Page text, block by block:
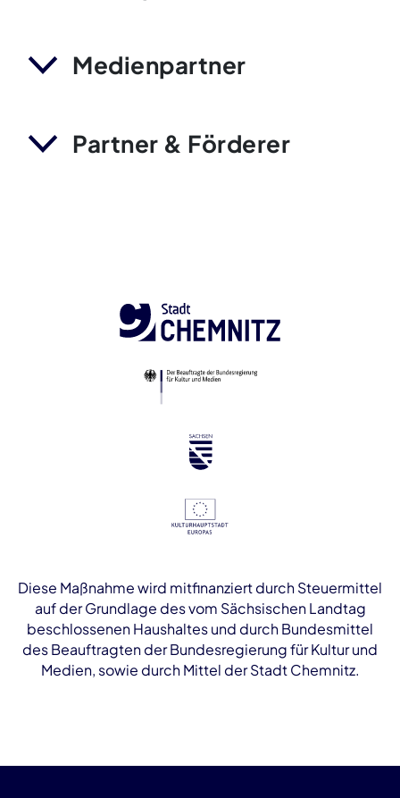
Medienpartner
Partner & Förderer
Diese Maßnahme wird mitfinanziert durch Steuermittel
auf der Grundlage des vom Sächsischen Landtag
beschlossenen Haushaltes und durch Bundesmittel
des Beauftragten der Bundesregierung für Kultur und
Medien, sowie durch Mittel der Stadt Chemnitz.